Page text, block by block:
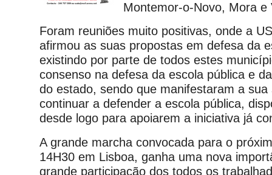
Montemor-o-Novo, Mora e
Foram reuniões muito positivas, onde a
afirmou as suas propostas em defesa da
existindo por parte de todos estes
consenso na defesa da escola pública e
do estado, sendo que manifestaram a sua
continuar a defender a escola pública,
desde logo para apoiarem a iniciativa já
A grande marcha convocada para o
14H30 em Lisboa, ganha uma nova
grande participação dos todos os